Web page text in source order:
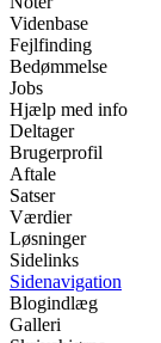
Videnbase
Fejlfinding
Bedømmelse
Jobs
Hjælp med info
Deltager
Brugerprofil
Aftale
Satser
Værdier
Løsninger
Sidelinks
Sidenavigation
Blogindlæg
Galleri